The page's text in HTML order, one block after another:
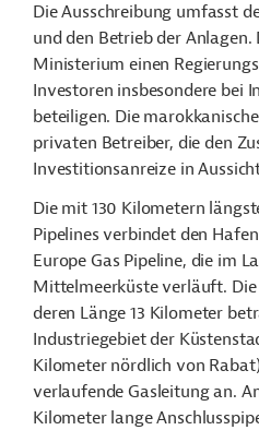
Die Ausschreibung umfasst
und den Betrieb der
Ministerium einen
Investoren insbesondere bei
beteiligen. Die
privaten Betreiber, die den
Investitionsanreize in
Die mit 130 Kilometern
Pipelines verbindet den
Europe Gas Pipeline, die im
Mittelmeerküste verläuft.
deren Länge 13 Kilometer
Industriegebiet der
Kilometer nördlich von
verlaufende Gasleitung an.
Kilometer lange